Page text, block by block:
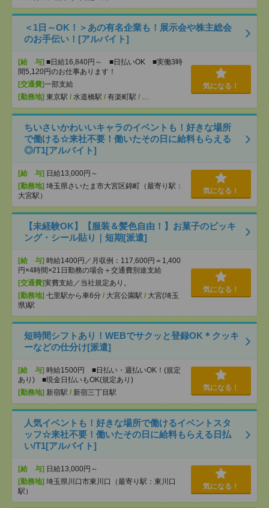
＜1日～OK！＞あの有名企業も！展示会や株主総会
のお手伝い！[アルバイト]
[給 与] ■日給16,840円～ ■日払いOK ■実働3時
間5,120円のお仕事あります！
[交通費]一部支給
[勤務地] 東京駅 / 水道橋駅 / 有楽町駅 / …
気になる！
ちいさいかわいいキャラのイベントも！好きな場所
で働ける☆来社不要！働いたその日に給料もらえる
◎/T1[アルバイト]
[給 与] 日給13,000円～
[勤務地] 埼玉県さいたま市大宮区錦町（最寄り駅：
大宮駅）
気になる！
【未経験OK】【服装＆髪色自由！】お菓子のピッキ
ング・シール貼り｜短期[派遣]
[給 与] 時給1400円／月収例：117,600円＝1,400
円×4時間×21日勤務の場合＋交通費別途支給
[交通費]実費支給／当社規定あり。
[勤務地] 七里駅から車6分 / 大宮公園駅 / 大宮(埼玉
県)駅
気になる！
短時間シフトあり！WEBでサクッと登録OK＊クッキ
ーなどの仕分け[派遣]
[給 与] 時給1500円 ■日払い・週払いOK！(規定
あり) ■現金日払いもOK(規定あり)
[勤務地] 新宿駅 / 新宿三丁目駅
気になる！
人気イベントも！好きな場所で働けるイベントスタ
ッフ☆来社不要！働いたその日に給料もらえる日払
い/T1[アルバイト]
[給 与] 日給13,000円～
[勤務地] 埼玉県川口市東川口（最寄り駅：東川口
駅）
気になる！